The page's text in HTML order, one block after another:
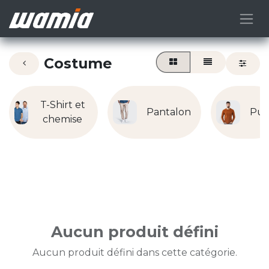
Costume
T-Shirt et
chemise
Pantalon
Aucun produit défini
Aucun produit défini dans cette catégorie.